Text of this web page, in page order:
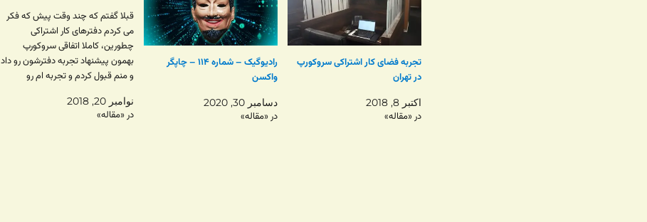
تجربه فضای کار اشتراکی سروکورپ
در تهران
اکتبر 8, 2018
در «مقاله»
رادیوگیک – شماره ۱۱۴ – چاپگر
واکسن
دسامبر 30, 2020
در «مقاله»
قبلا گفتم که چند وقت پیش که فکر
می کردم دفترهای کار اشتراکی
چطورین، کاملا اتفاقی سروکورپ
بهمون پیشنهاد تجربه دفترشون رو داد
و منم قبول کردم و تجربه ام رو
که در یک کشور درست و حسابی باید
برای همه مطالبی که در…
نوامبر 20, 2018
در «مقاله»